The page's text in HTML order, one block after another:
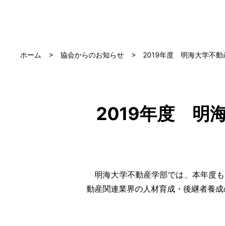
ホーム 協会からのお知らせ 2019年度 明海大学不
2019年度 明
明海大学不動産学部では、本年度
動産関連業界の人材育成・後継者養